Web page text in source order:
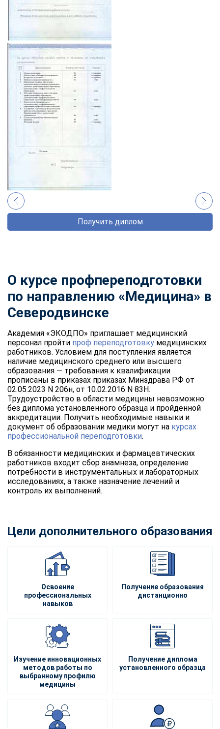
Получить диплом
О курсе профпереподготовки
по направлению «Медицина» в
Северодвинске
Академия «ЭКОДПО» приглашает медицинский
персонал пройти проф переподготовку медицинских
работников. Условием для поступления является
наличие медицинского среднего или высшего
образования — требования к квалификации
прописаны в приказах приказах Минздрава РФ от
02.05.2023 N 206н, от 10.02.2016 N 83Н.
Трудоустройство в области медицины невозможно
без диплома установленного образца и пройденной
аккредитации. Получить необходимые навыки и
документ об образовании медики могут на курсах
профессиональной переподготовки.
В обязанности медицинских и фармацевтических
работников входит сбор анамнеза, определение
потребности в инструментальных и лабораторных
исследованиях, а также назначение лечений и
контроль их выполнений.
Цели дополнительного образования
Освоение
профессиональных
навыков
Получение образования
дистанционно
Изучение инновационных
методов работы по
выбранному профилю
медицины
Получение диплома
установленного образца